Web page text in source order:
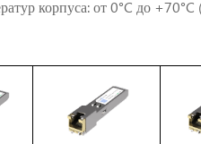
корпуса: от 0°C до